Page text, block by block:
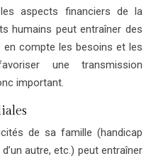
aspects financiers de la
humains peut entraîner des
compte les besoins et les
une transmission
important.
de sa famille (handicap
autre, etc.) peut entraîner